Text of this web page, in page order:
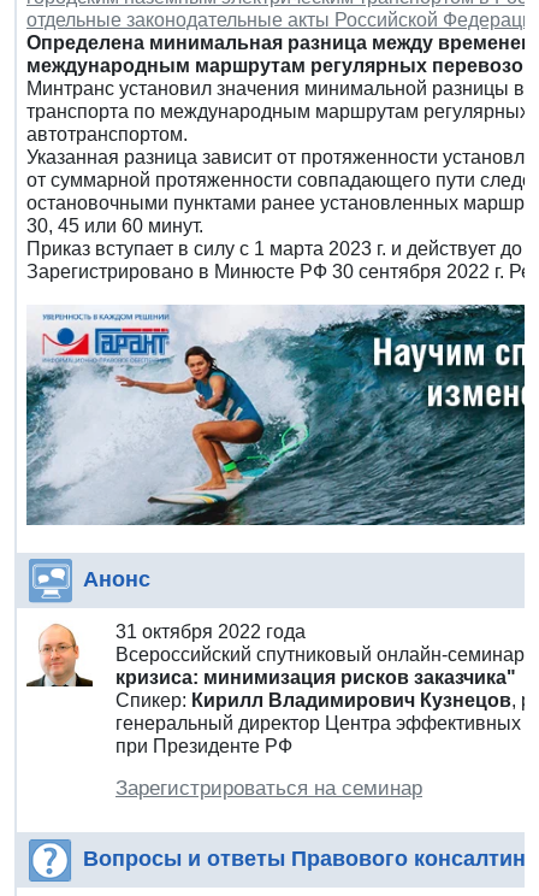
отдельные законодательные акты Российской
Определена минимальная разница между временем
международным маршрутам регулярных перевозок.
Минтранс установил значения минимальной разницы
транспорта по международным маршрутам регулярных
автотранспортом.
Указанная разница зависит от протяженности
от суммарной протяженности совпадающего пути
остановочными пунктами ранее установленных
30, 45 или 60 минут.
Приказ вступает в силу с 1 марта 2023 г. и действует до
Зарегистрировано в Минюсте РФ 30 сентября 2022 г.
Анонс
31 октября 2022 года
Всероссийский спутниковый онлайн-семинар
кризиса: минимизация рисков заказчика"
Спикер: Кирилл Владимирович Кузнецов,
генеральный директор Центра эффективных
при Президенте РФ
Зарегистрироваться на семинар
Вопросы и ответы Правового